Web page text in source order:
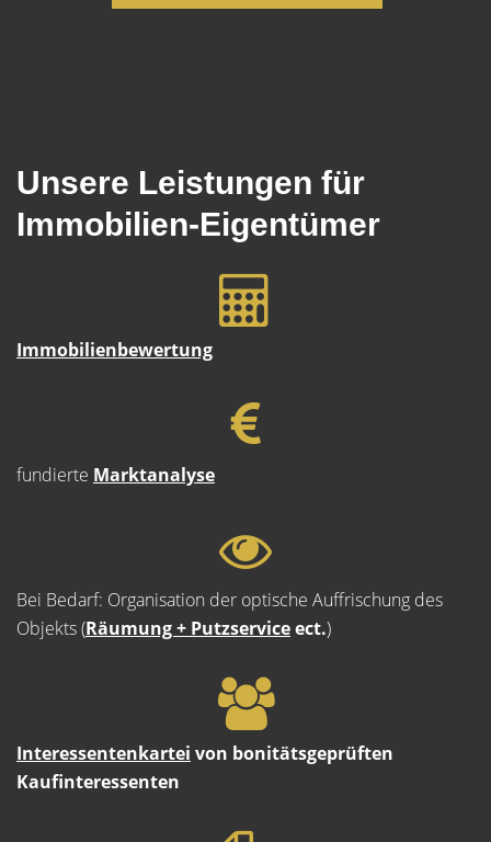
Unsere Leistungen für
Immobilien-Eigentümer
Immobilienbewertung
fundierte Marktanalyse
Bei Bedarf: Organisation der optische Auffrischung des
Objekts (Räumung + Putzserviceect.)
Interessentenkartei von bonitätsgeprüften
Kaufinteressenten